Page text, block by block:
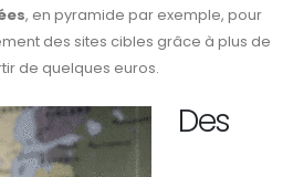
, en pyramide par exemple, pour
des sites cibles grâce à plus de
de quelques euros.
Des